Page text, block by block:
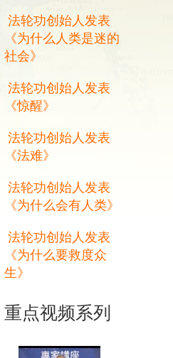
法轮功创始人发表
《为什么人类是迷的
社会》
法轮功创始人发表
《惊醒》
法轮功创始人发表
《法难》
法轮功创始人发表
《为什么会有人类》
法轮功创始人发表
《为什么要救度众
生》
重点视频系列